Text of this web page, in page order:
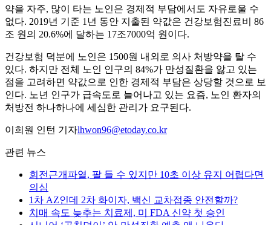
약을 자주, 많이 타는 노인은 경제적 부담에서도 자유로울 수
없다. 2019년 기준 1년 동안 지출된 약값은 건강보험진료비 86
조 원의 20.6%에 달하는 17조7000억 원이다.
건강보험 덕분에 노인은 1500원 내외로 의사 처방약을 탈 수
있다. 하지만 전체 노인 인구의 84%가 만성질환을 앓고 있는
점을 고려하면 약값으로 인한 경제적 부담은 상당할 것으로 보
인다. 노년 인구가 급속도로 늘어나고 있는 요즘, 노인 환자의
처방전 하나하나에 세심한 관리가 요구된다.
이희원 인턴 기자lhwon96@etoday.co.kr
관련 뉴스
회전근개파열, 팔 들 수 있지만 10초 이상 유지 어렵다면
의심
1차 AZ인데 2차 화이자, 백신 교차접종 안전할까?
치매 속도 늦추는 치료제, 미 FDA 신약 첫 승인